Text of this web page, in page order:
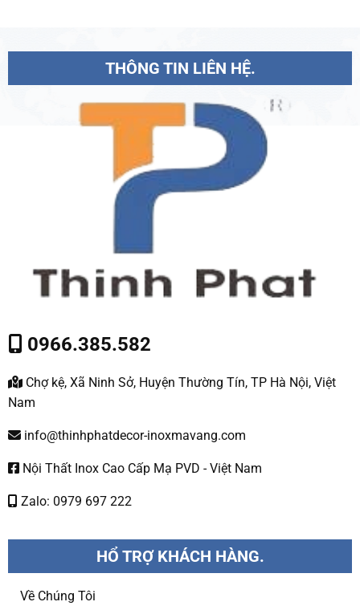
THÔNG TIN LIÊN HỆ.
0966.385.582
Chợ kệ, Xã Ninh Sở, Huyện Thường Tín, TP Hà Nội, Việt
Nam
info@thinhphatdecor-inoxmavang.com
Nội Thất Inox Cao Cấp Mạ PVD - Việt Nam
Zalo: 0979 697 222
HỔ TRỢ KHÁCH HÀNG.
Về Chúng Tôi